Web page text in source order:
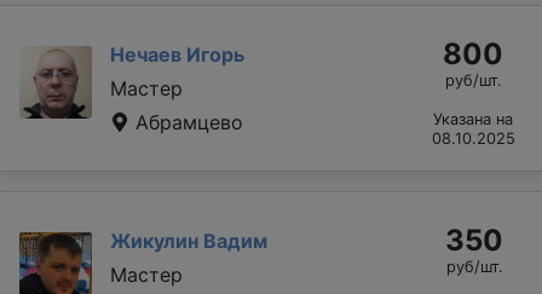
Нечаев Игорь
Мастер
Абрамцево
800
руб/шт.
Указана на
08.10.2025
Жикулин Вадим
Мастер
350
руб/шт.